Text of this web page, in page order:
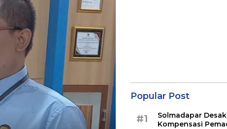
Popular Post
#1
Solmadapar
Kompensasi